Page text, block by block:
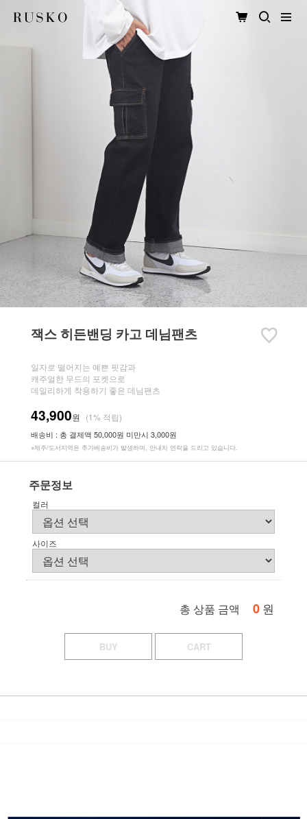
잭스 히든밴딩 카고 데님팬츠
일자로 떨어지는 예쁜 핏감과
캐주얼한 무드의 포켓으로
데일리하게 착용하기 좋은 데님팬츠
43,900원 (1% 적립)
배송비 : 총 결제액 50,000원 미만시 3,000원
※제주/도서지역은 추가배송비가 발생하며, 안내차 연락을 드리고 있습니다.
주문정보
컬러
사이즈
총 상품 금액 0 원
BUY CART